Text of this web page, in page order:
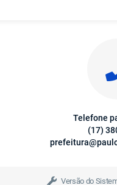
Telefone
(17)
Versão do